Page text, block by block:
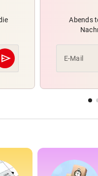
send
Abschicken
Abends
E-Mail